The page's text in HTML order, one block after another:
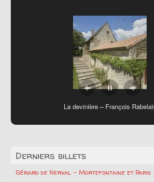
Monk’s House – Virginia Woolf
Derniers billets
Gérard de Nerval – Mortefontaine et Paris